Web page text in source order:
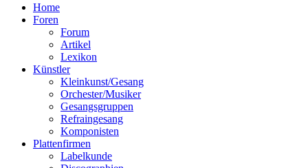
Home
Foren
Forum
Artikel
Lexikon
Künstler
Kleinkunst/Gesang
Orchester/Musiker
Gesangsgruppen
Refraingesang
Komponisten
Plattenfirmen
Labelkunde